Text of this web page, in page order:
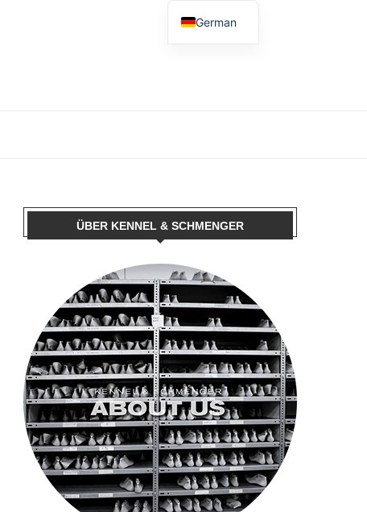
ÜBER KENNEL & SCHMENGER
German